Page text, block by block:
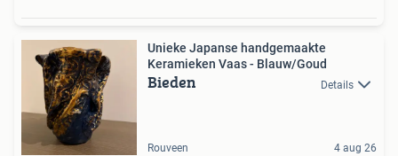
Unieke Japanse handgemaakte
Keramieken Vaas - Blauw/Goud
Bieden Details
Rouveen 4 aug 26